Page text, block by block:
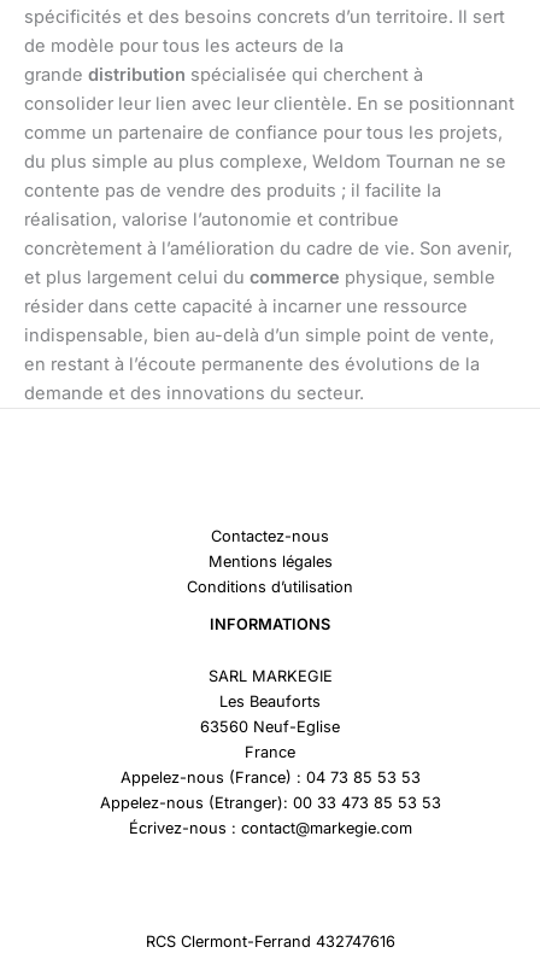
spécificités et des besoins concrets d’un territoire. Il sert
de modèle pour tous les acteurs de la
grande distribution spécialisée qui cherchent à
consolider leur lien avec leur clientèle. En se positionnant
comme un partenaire de confiance pour tous les projets,
du plus simple au plus complexe, Weldom Tournan ne se
contente pas de vendre des produits ; il facilite la
réalisation, valorise l’autonomie et contribue
concrètement à l’amélioration du cadre de vie. Son avenir,
et plus largement celui du commerce physique, semble
résider dans cette capacité à incarner une ressource
indispensable, bien au-delà d’un simple point de vente,
en restant à l’écoute permanente des évolutions de la
demande et des innovations du secteur.
Contactez-nous
Mentions légales
Conditions d’utilisation
INFORMATIONS
SARL MARKEGIE
Les Beauforts
63560 Neuf-Eglise
France
Appelez-nous (France) : 04 73 85 53 53
Appelez-nous (Etranger): 00 33 473 85 53 53
Écrivez-nous : contact@markegie.com
RCS Clermont-Ferrand 432747616